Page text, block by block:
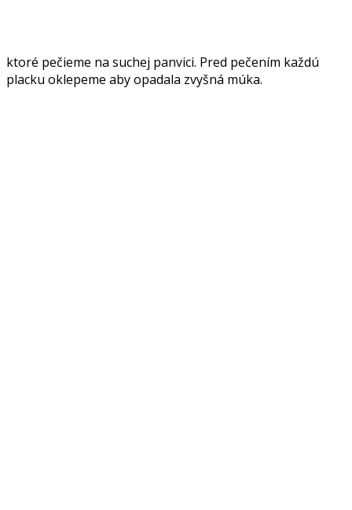
ktoré pečieme na suchej panvici. Pred pečením každú
placku oklepeme aby opadala zvyšná múka.